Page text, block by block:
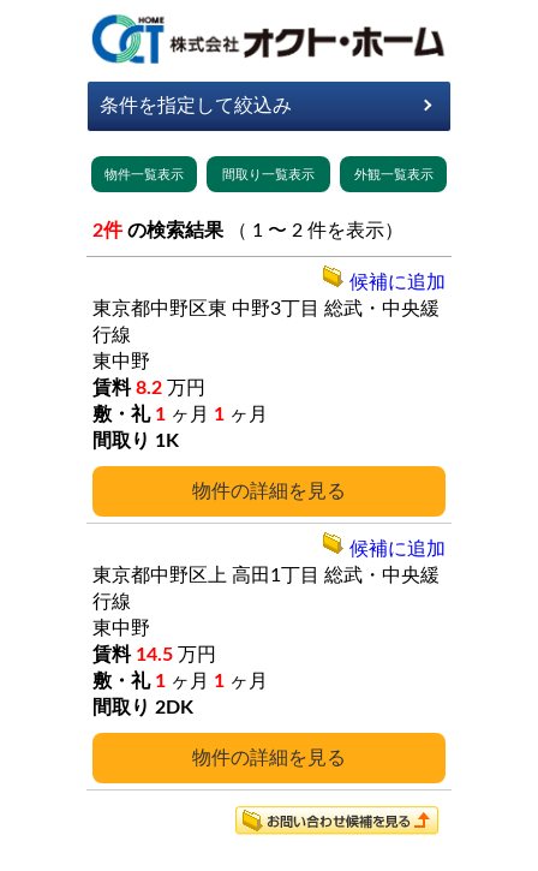
2件 の検索結果 （ 1 〜 2 件を表示）
詳細
東京都中野区東 中野3丁目 総武・中央緩
行線
東中野
8.2 万円
1 ヶ月 1 ヶ月
1K
候補に追加
詳細
東京都中野区上 高田1丁目 総武・中央緩
行線
東中野
14.5 万円
1 ヶ月 1 ヶ月
2DK
候補に追加